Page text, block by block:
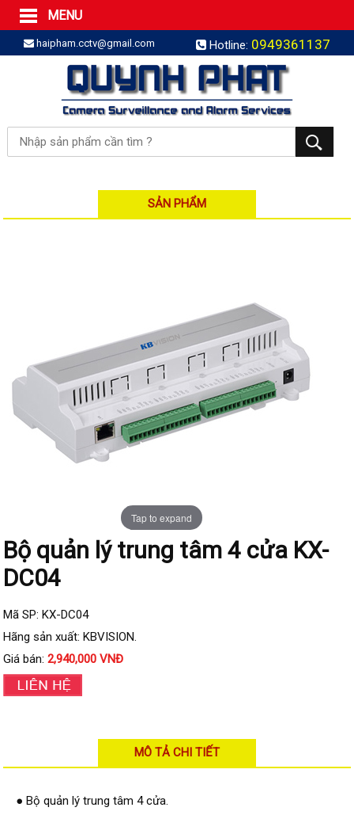
MENU
Trang Chủ
Sản phẩm
SẢN PHẨM TRỌN GÓI
LẮP BÁO TRỘM TRỌN GÓI
LẮP CAMERA TRỌN GÓI
Camera IP
Camera IP KBVISION
Camera IP HIKVISION
Đầu ghi IP KBVISION
Đầu ghi IP HDParagon
Đầu ghi IP Dahua
Đầu ghi IP Visionhitech
Camera Visionhitech
Camera KBVISION
Camera HDParagon
Đầu ghi Analog
Đầu ghi HDParagon
Đầu ghi HIKVISION
Thiết bị chống trộm
haipham.cctv@gmail.com Hotline: 0949361137
SẢN PHẨM
Tap to expand
Bộ quản lý trung tâm 4 cửa KX-
DC04
Mã SP: KX-DC04
Hãng sản xuất: KBVISION.
Giá bán:2,940,000 VNĐ
MÔ TẢ CHI TIẾT
● Bộ quản lý trung tâm 4 cửa.